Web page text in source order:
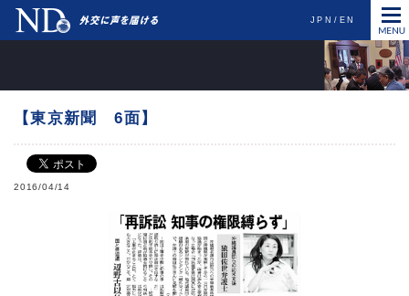
JPN EN
【東京新聞 6面】
2016/04/14